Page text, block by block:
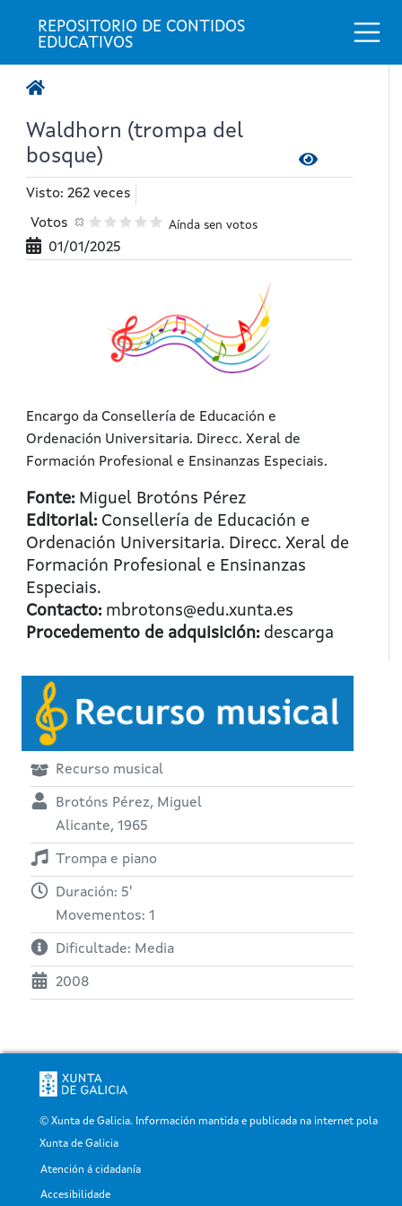
REPOSITORIO DE CONTIDOS
EDUCATIVOS
Waldhorn (trompa del
bosque)
Visto: 262 veces
Votos Aínda sen votos
01/01/2025
Encargo da Consellería de Educación e
Ordenación Universitaria. Direcc. Xeral de
Formación Profesional e Ensinanzas Especiais.
Fonte:Miguel Brotóns Pérez
Editorial:Consellería de Educación e
Ordenación Universitaria. Direcc. Xeral de
Formación Profesional e Ensinanzas
Especiais.
Contacto:mbrotons@edu.xunta.es
Procedemento de adquisición:descarga
Recurso musical
Brotóns Pérez, Miguel
Alicante, 1965
Trompa e piano
Duración: 5'
Movementos: 1
Dificultade: Media
2008
© Xunta de Galicia. Información mantida e publicada na internet pola
Xunta de Galicia
Pé
Atención á cidadanía
Accesibilidade